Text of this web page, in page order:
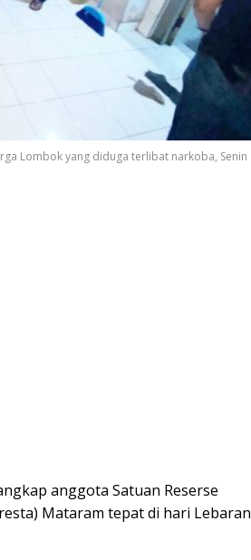
Lombok yang diduga terlibat narkoba, Senin
anggota Satuan Reserse
Mataram tepat di hari Lebaran